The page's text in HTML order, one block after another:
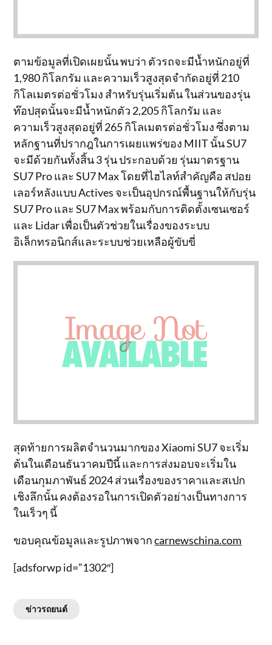
ตามข้อมูลที่เปิดเผยนั้น พบว่า ตัวรถจะมีน้ำหนักอยู่ที่
1,980 กิโลกรัม และความเร็วสูงสุดจำกัดอยู่ที่ 210
กิโลเมตรต่อชั่วโมง สำหรับรุ่นเริ่มต้น ในส่วนของรุ่น
ท๊อปสุดนั้นจะมีน้ำหนักตัว 2,205 กิโลกรัม และ
ความเร็วสูงสุดอยู่ที่ 265 กิโลเมตรต่อชั่วโมง ซึ่งตาม
หลักฐานที่ปรากฎในการเผยแพร่ของ MIIT นั้น SU7
จะมีด้วยกันทั้งสิ้น 3 รุ่น ประกอบด้วย รุ่นมาตรฐาน
SU7 Pro และ SU7 Max โดยที่ไฮไลท์สำคัญคือ สปอย
เลอร์หลังแบบ Actives จะเป็นอุปกรณ์พื้นฐานให้กับรุ่น
SU7 Pro และ SU7 Max พร้อมกับการติดตั้งเซนเซอร์
และ Lidar เพื่อเป็นตัวช่วยในเรื่องของระบบ
อิเล็กทรอนิกส์และระบบช่วยเหลือผู้ขับขี่
สุดท้ายการผลิตจำนวนมากของ Xiaomi SU7 จะเริ่ม
ต้นในเดือนธันวาคมปีนี้ และการส่งมอบจะเริ่มใน
เดือนกุมภาพันธ์ 2024 ส่วนเรื่องของราคาและสเปก
เชิงลึกนั้น คงต้องรอในการเปิดตัวอย่างเป็นทางการ
ในเร็วๆ นี้
ขอบคุณข้อมูลและรูปภาพจากcarnewschina.com
[adsforwp id=”1302″]
ข่าวรถยนต์